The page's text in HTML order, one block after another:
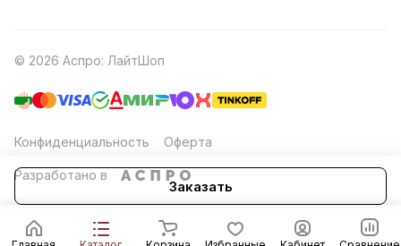
Заказать
© 2026 Аспро: ЛайтШоп
Конфиденциальность Оферта
Разработано в